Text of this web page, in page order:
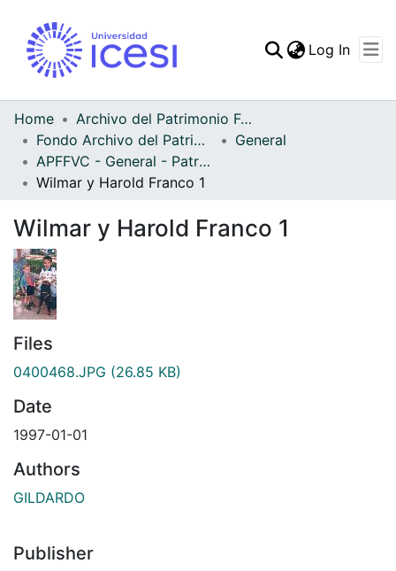
Statistics
Log In
Home
Archivo del Patrimonio Fotográfico y Fílmico del Valle del Cauca
Fondo Archivo del Patrimonio Fotográfico y Fílmico del Valle del Cauca
General
APFFVC - General - Patrimonial
Wilmar y Harold Franco 1
Wilmar y Harold Franco 1
Files
0400468.JPG (26.85 KB)
Date
1997-01-01
Authors
GILDARDO
Publisher